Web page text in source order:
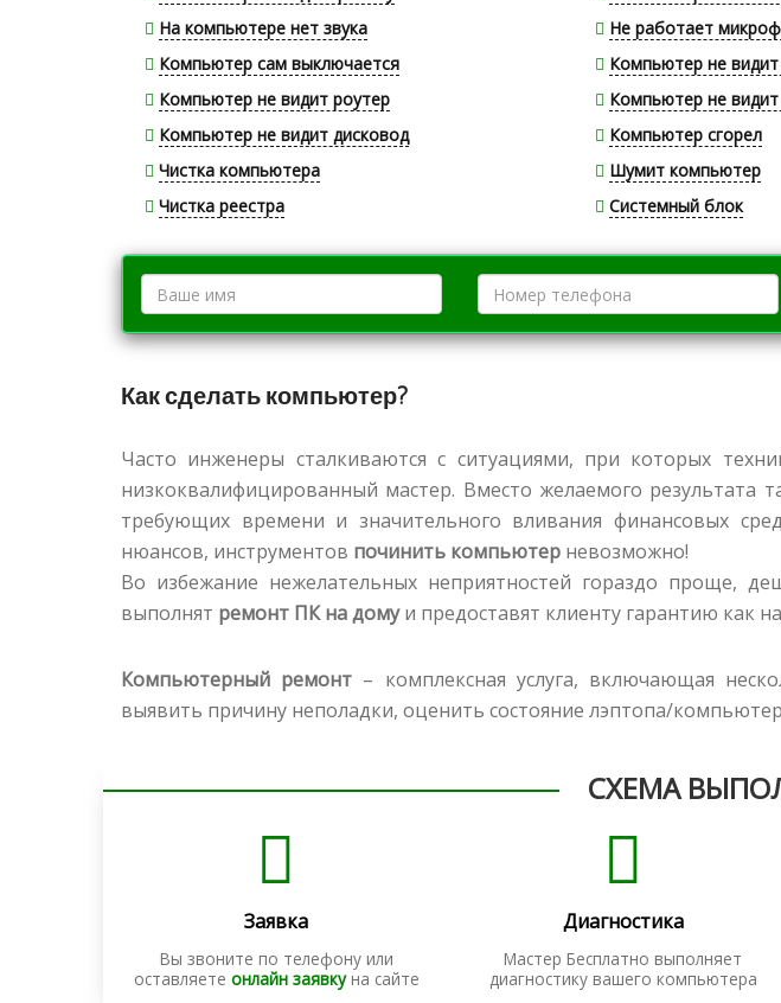
На компьютере нет звука
Не работает
Компьютер сам выключается
Компьютер не
Компьютер не видит роутер
Компьютер не
Компьютер не видит дисковод
Компьютер сгорел
Чистка компьютера
Шумит компьютер
Чистка реестра
Системный блок
Как сделать компьютер?
Часто инженеры сталкиваются с ситуациями, при которых
низкоквалифицированный мастер. Вместо желаемого
требующих времени и значительного вливания финансовых
нюансов, инструментов починить компьютер невозможно!
Во избежание нежелательных неприятностей гораздо проще,
выполнят ремонт ПК на домуи предоставят клиенту гарантию как
Компьютерный ремонт – комплексная услуга, включающая
выявить причину неполадки, оценить состояние лэптопа/
СХЕМА
Заявка
Вы звоните по телефону или
оставляете онлайн заявкуна сайте
Диагностика
Мастер Бесплатно выполняет
диагностику вашего компьютера